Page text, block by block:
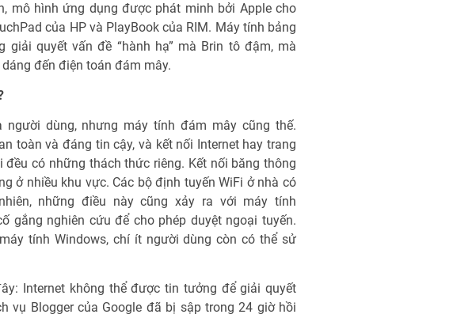
mô hình ứng dụng được phát minh bởi Apple cho
của HP và PlayBook của RIM. Máy tính bảng
giải quyết vấn đề “hành hạ” mà Brin tô đậm, mà
đến điện toán đám mây.
người dùng, nhưng máy tính đám mây cũng thế.
toàn và đáng tin cậy, và kết nối Internet hay trang
đều có những thách thức riêng. Kết nối băng thông
ở nhiều khu vực. Các bộ định tuyến WiFi ở nhà có
những điều này cũng xảy ra với máy tính
gắng nghiên cứu để cho phép duyệt ngoại tuyến.
tính Windows, chí ít người dùng còn có thể sử
Internet không thể được tin tưởng để giải quyết
vụ Blogger của Google đã bị sập trong 24 giờ hồi